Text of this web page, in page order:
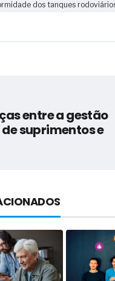
dos tanques
entre a gestão
suprimentos e